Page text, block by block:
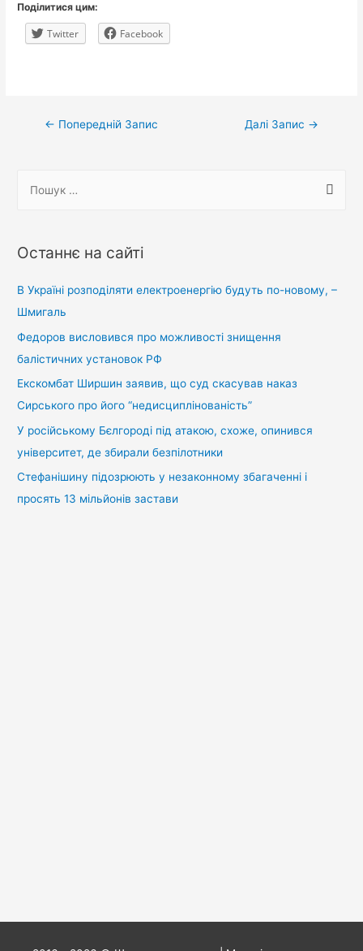
Поділитися цим:
Twitter Facebook
Навігація
← Попередній Запис Далі Запис →
у
:
Останнє на сайті
В Україні розподіляти електроенергію будуть по-новому, –
Шмигаль
Федоров висловився про можливості знищення
балістичних установок РФ
Екскомбат Ширшин заявив, що суд скасував наказ
Сирського про його “недисциплінованість”
У російському Бєлгороді під атакою, схоже, опинився
університет, де збирали безпілотники
Стефанішину підозрюють у незаконному збагаченні і
просять 13 мільйонів застави